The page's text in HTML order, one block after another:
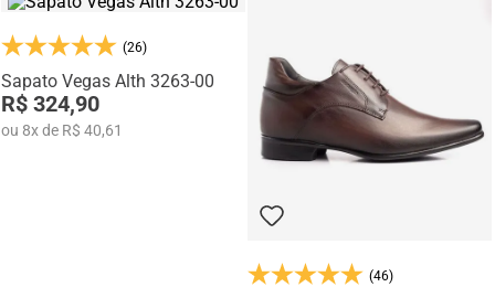
(26)
Sapato Vegas Alth 3263-00
R$ 324,90
ou 8xde R$ 40,61
(46)